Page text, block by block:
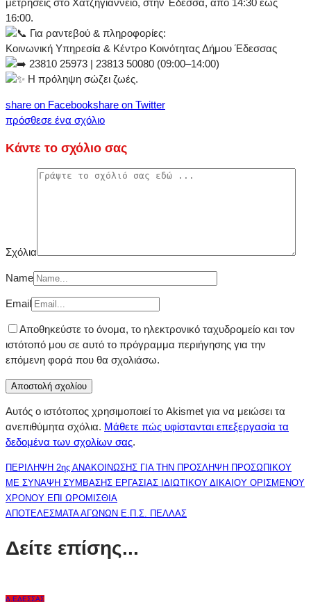
μετρήσεις στο Χατζηγιάννειο, στην Έδεσσα, από 14:30 έως
16:00.
Για ραντεβού & πληροφορίες:
Κοινωνική Υπηρεσία & Κέντρο Κοινότητας Δήμου Έδεσσας
23810 25973 | 23813 50080 (09:00–14:00)
Η πρόληψη σώζει ζωές.
share on Facebookshare on Twitter
πρόσθεσε ένα σχόλιο
Κάντε το σχόλιο σας
Σχόλια
Name
Email
Αποθηκεύστε το όνομα, το ηλεκτρονικό ταχυδρομείο και τον
ιστότοπό μου σε αυτό το πρόγραμμα περιήγησης για την
επόμενη φορά που θα σχολιάσω.
Αυτός ο ιστότοπος χρησιμοποιεί το Akismet για να μειώσει τα
ανεπιθύμητα σχόλια. Μάθετε πώς υφίστανται επεξεργασία τα
δεδομένα των σχολίων σας.
ΠΕΡΙΛΗΨΗ 2ης ΑΝΑΚΟΙΝΩΣΗΣ ΓΙΑ ΤΗΝ ΠΡΟΣΛΗΨΗ ΠΡΟΣΩΠΙΚΟΥ
ΜΕ ΣΥΝΑΨΗ ΣΥΜΒΑΣΗΣ ΕΡΓΑΣΙΑΣ ΙΔΙΩΤΙΚΟΥ ΔΙΚΑΙΟΥ ΟΡΙΣΜΕΝΟΥ
ΧΡΟΝΟΥ ΕΠΙ ΩΡΟΜΙΣΘΙΑ
ΑΠΟΤΕΛΕΣΜΑΤΑ ΑΓΩΝΩΝ Ε.Π.Σ. ΠΕΛΛΑΣ
Δείτε επίσης...
Δ.ΈΔΕΣΣΑΣ